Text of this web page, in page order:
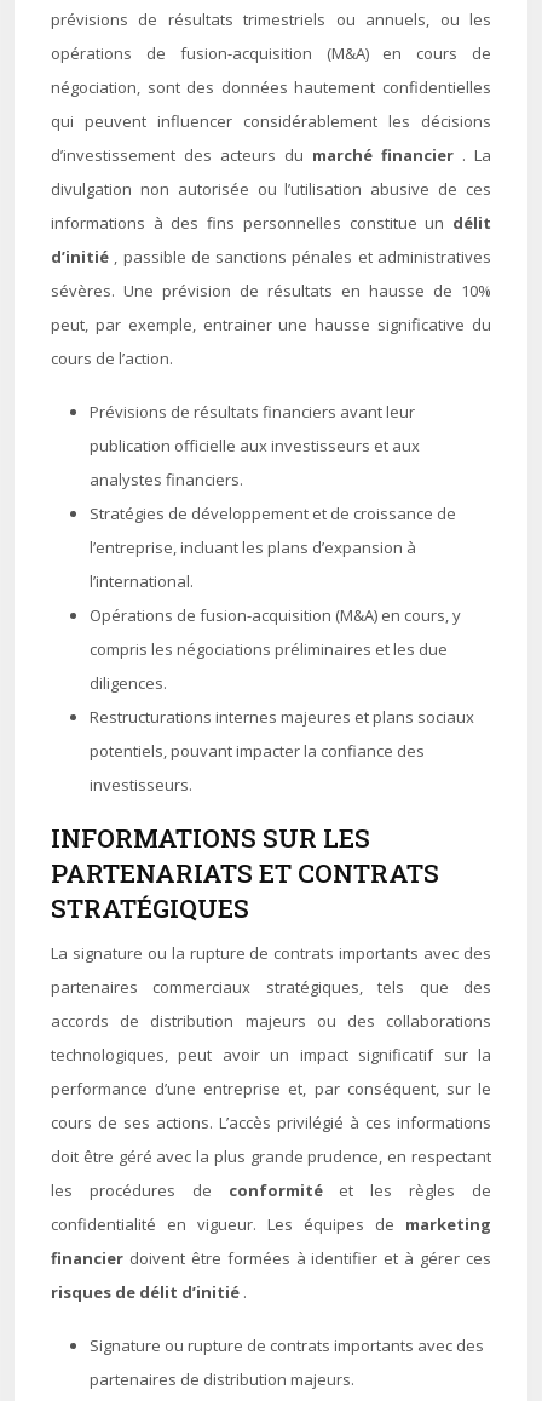
prévisions de résultats trimestriels ou annuels, ou les
opérations de fusion-acquisition (M&A) en cours de
négociation, sont des données hautement confidentielles
qui peuvent influencer considérablement les décisions
d’investissement des acteurs du marché financier . La
divulgation non autorisée ou l’utilisation abusive de ces
informations à des fins personnelles constitue un délit
d’initié , passible de sanctions pénales et administratives
sévères. Une prévision de résultats en hausse de 10%
peut, par exemple, entrainer une hausse significative du
cours de l’action.
Prévisions de résultats financiers avant leur
publication officielle aux investisseurs et aux
analystes financiers.
Stratégies de développement et de croissance de
l’entreprise, incluant les plans d’expansion à
l’international.
Opérations de fusion-acquisition (M&A) en cours, y
compris les négociations préliminaires et les due
diligences.
Restructurations internes majeures et plans sociaux
potentiels, pouvant impacter la confiance des
investisseurs.
INFORMATIONS SUR LES
PARTENARIATS ET CONTRATS
STRATÉGIQUES
La signature ou la rupture de contrats importants avec des
partenaires commerciaux stratégiques, tels que des
accords de distribution majeurs ou des collaborations
technologiques, peut avoir un impact significatif sur la
performance d’une entreprise et, par conséquent, sur le
cours de ses actions. L’accès privilégié à ces informations
doit être géré avec la plus grande prudence, en respectant
les procédures de conformité et les règles de
confidentialité en vigueur. Les équipes de marketing
financier doivent être formées à identifier et à gérer ces
risques de délit d’initié .
Signature ou rupture de contrats importants avec des
partenaires de distribution majeurs.